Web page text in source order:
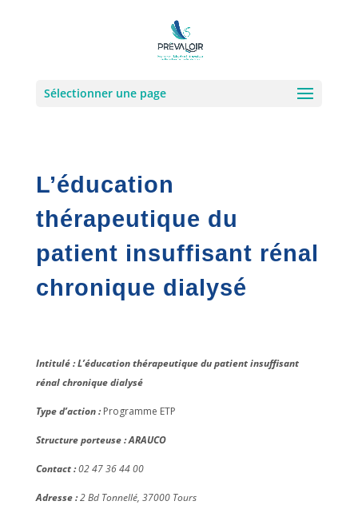
Sélectionner une page
L’éducation
thérapeutique du
patient insuffisant rénal
chronique dialysé
Intitulé : L’éducation thérapeutique du patient insuffisant
rénal chronique dialysé
Type d’action :Programme ETP
Structure porteuse : ARAUCO
Contact :02 47 36 44 00
Adresse :2 Bd Tonnellé, 37000 Tours